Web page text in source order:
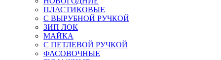
ПЛАСТИКОВЫЕ
С ВЫРУБНОЙ РУЧКОЙ
ЗИП ЛОК
МАЙКА
С ПЕТЛЕВОЙ РУЧКОЙ
ФАСОВОЧНЫЕ